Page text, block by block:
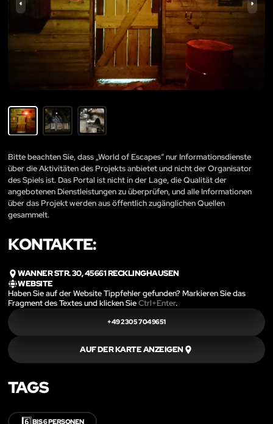
Bitte beachten Sie, dass „World of Escapes“ nur Informationsdienste
über die Aktivitäten des Projekts anbietet und nicht der Organisator
des Spiels ist. Das Portal ist nicht in der Lage, die Qualität der
angebotenen Dienstleistungen zu überprüfen, und alle Informationen
über das Projekt werden aus öffentlich zugänglichen Quellen
gesammelt.
KONTAKTE:
WANNER STR. 30, 45661 RECKLINGHAUSEN
WEBSITE
Haben Sie auf der Website Tippfehler gefunden? Markieren Sie das
Fragment des Textes und klicken SieCtrl+Enter.
+49 2305 7049651
AUF DER KARTE ANZEIGEN
TAGS
BIS 6 PERSONEN